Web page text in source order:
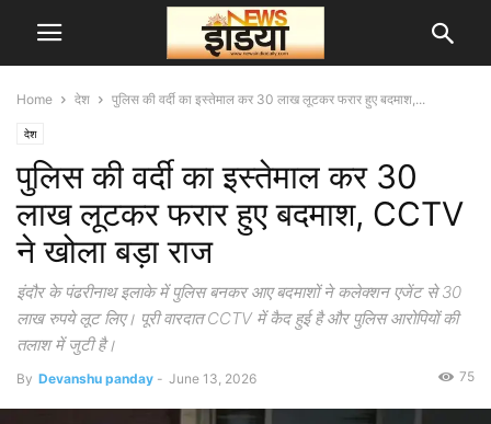
Home देश पुलिस की वर्दी का इस्तेमाल कर 30 लाख लूटकर फरार हुए बदमाश,...
देश
पुलिस की वर्दी का इस्तेमाल कर 30
लाख लूटकर फरार हुए बदमाश, CCTV
ने खोला बड़ा राज
इंदौर के पंढरीनाथ इलाके में पुलिस बनकर आए बदमाशों ने कलेक्शन एजेंट से 30
लाख रुपये लूट लिए। पूरी वारदात CCTV में कैद हुई है और पुलिस आरोपियों की
तलाश में जुटी है।
By Devanshu panday - June 13, 2026 75